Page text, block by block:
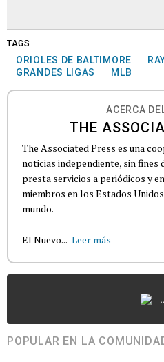
TAGS
ORIOLES DE BALTIMORE
GRANDES LIGAS
MLB
ACERCA
THE
The Associated Press es una
noticias independiente, sin fines
presta servicios a periódicos y
miembros en los Estados
mundo.
El Nuevo... Leer más
POPULAR EN LA